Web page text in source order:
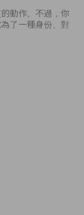
動作。不過，你
了一種身份、對